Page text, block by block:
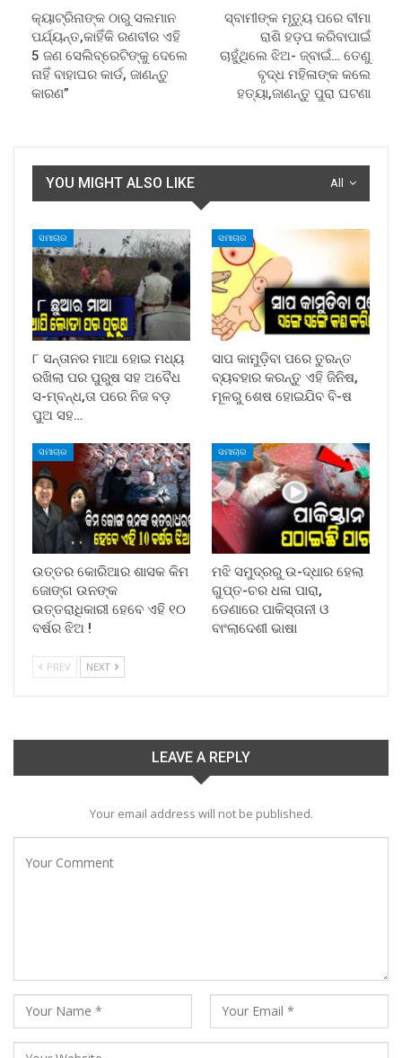
କ୍ୟାଟ୍ରିନାଙ୍କ ଠାରୁ ସଲମାନ
ପର୍ଯ୍ୟନ୍ତ,କାହିଁକି ରଣବୀର ଏହି
5 ଜଣ ସେଲିବ୍ରେଟିଙ୍କୁ ଦେଲେ
ନାହିଁ ବାହାଘର କାର୍ଡ, ଜାଣନ୍ତୁ
କାରଣ”
ସ୍ବାମୀଙ୍କ ମୃତ୍ୟୁ ପରେ ବୀମା
ରାଶି ହଡ଼ପ କରିବାପାଇଁ
ଚାହୁଁଥିଲେ ଝିଅ- ଜ୍ବାଇଁ… ତେଣୁ
ବୃଦ୍ଧ ମହିଳାଙ୍କ କଲେ
ହତ୍ୟା,ଜାଣନ୍ତୁ ପୁରା ଘଟଣା
All
YOU MIGHT ALSO LIKE
ସମାଚାର
୮ ସନ୍ତାନର ମାଆ ହୋଇ ମଧ୍ୟ
ରଖିଲା ପର ପୁରୁଷ ସହ ଅବୈଧ
ସ-ମ୍ବନ୍ଧ,ତା ପରେ ନିଜ ବଡ଼
ପୁଅ ସହ…
ସମାଚାର
ସାପ କାମୁଡ଼ିବା ପରେ ତୁରନ୍ତ
ବ୍ୟବହାର କରନ୍ତୁ ଏହି ଜିନିଷ,
ମୂଳରୁ ଶେଷ ହୋଇଯିବ ବି-ଷ
ସମାଚାର
ଉତ୍ତର କୋରିଆର ଶାସକ କିମ
ଜୋଙ୍ଗ ଉନଙ୍କ
ଉତ୍ତରାଧିକାରୀ ହେବେ ଏହି ୧୦
ବର୍ଷର ଝିଅ !
ସମାଚାର
ମଝି ସମୁଦ୍ରରୁ ଉ-ଦ୍ଧାର ହେଲା
ଗୁପ୍ତ-ଚର ଧଳା ପାରା,
ଡେଣାରେ ପାକିସ୍ତାନୀ ଓ
ବାଂଲାଦେଶୀ ଭାଷା
PREV NEXT
LEAVE A REPLY
Your email address will not be published.